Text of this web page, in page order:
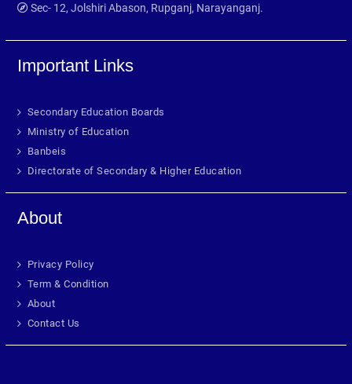
Sec- 12, Jolshiri Abason, Rupganj, Narayanganj.
Important Links
Secondary Education Boards
Ministry of Education
Banbeis
Directorate of Secondary & Higher Education
About
Privacy Policy
Term & Condition
About
Contact Us